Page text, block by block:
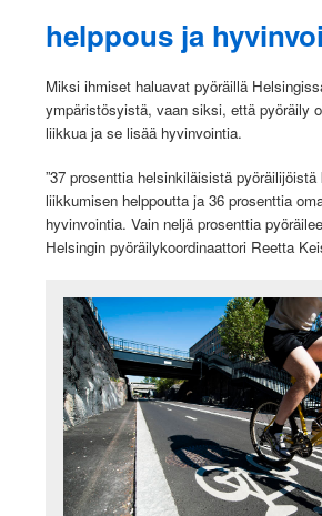
helppous ja
Miksi ihmiset haluavat pyöräillä
ympäristösyistä, vaan siksi, että pyöräily
liikkua ja se lisää hyvinvointia.
”37 prosenttia helsinkiläisistä pyöräilijöistä
liikkumisen helppoutta ja 36 prosenttia
hyvinvointia. Vain neljä prosenttia
Helsingin pyöräilykoordinaattori Reetta